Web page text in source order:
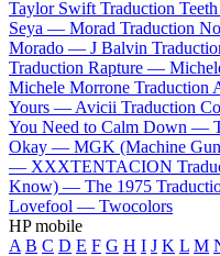
Taylor Swift Traduction
Seya — Morad Traduction
Morado — J Balvin
Traduction Rapture —
Michele Morrone Traduction
Yours — Avicii Traduction
You Need to Calm Down —
Okay — MGK (Machine
— XXXTENTACION
Know) — The 1975
Lovefool — Twocolors
HP mobile
A B C D E F G H I J K L M